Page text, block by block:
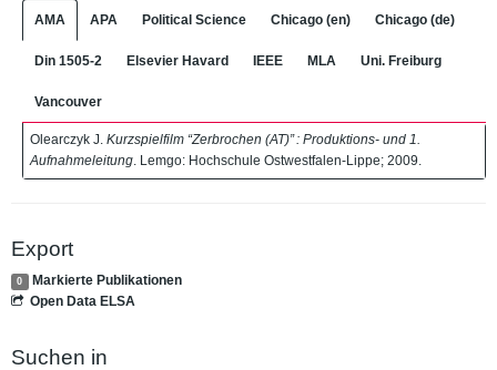
AMA APA Political Science Chicago (en) Chicago (de)
Din 1505-2 Elsevier Havard IEEE MLA Uni. Freiburg
Vancouver
Olearczyk J. Kurzspielfilm “Zerbrochen (AT)” : Produktions- und 1.
Aufnahmeleitung . Lemgo: Hochschule Ostwestfalen-Lippe; 2009.
Export
0
Markierte Publikationen
Open Data ELSA
Suchen in